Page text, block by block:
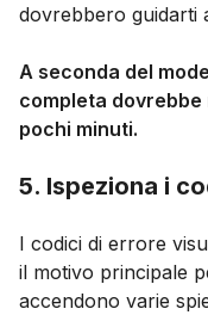
dovrebbero guidarti
A seconda del
completa
pochi minuti.
5. Ispeziona i
I codici di errore
il motivo principale
accendono varie